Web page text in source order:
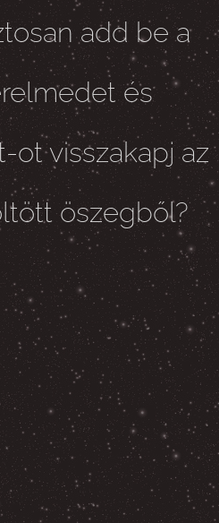
add be a
és
ot visszakapj az
öszegből?